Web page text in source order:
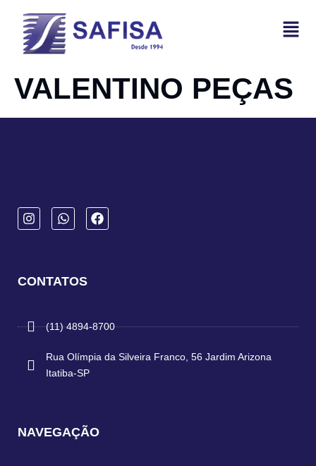
VALENTINO PEÇAS
CONTATOS
(11) 4894-8700
Rua Olímpia da Silveira Franco, 56 Jardim Arizona
Itatiba-SP
NAVEGAÇÃO